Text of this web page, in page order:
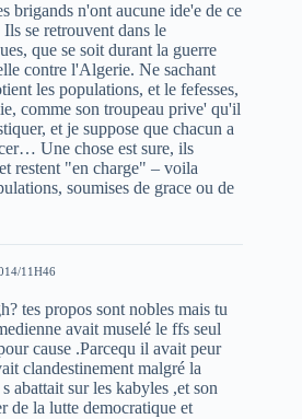
brigands n'ont aucune ide'e de ce
se retrouvent dans le
que se soit durant la guerre
contre l'Algerie. Ne sachant
les populations, et le fefesses,
comme son troupeau prive' qu'il
et je suppose que chacun a
Une chose est sure, ils
restent "en charge" – voila
soumises de grace ou de
11H46
tes propos sont nobles mais tu
avait muselé le ffs seul
cause .Parcequ il avait peur
clandestinement malgré la
abattait sur les kabyles ,et son
de la lutte democratique et